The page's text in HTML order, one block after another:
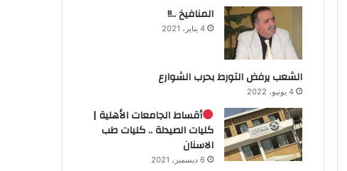
المنافيخ ..!!
4 يناير، 2021
الشعب يرفض التورط بحرب الشوارع
4 يونيو، 2022
أقساط الجامعات الأهلية |
كليات الصيدلة .. كليات طب
الاسنان
6 ديسمبر، 2021